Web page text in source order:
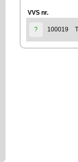
VVS nr.
? 100019